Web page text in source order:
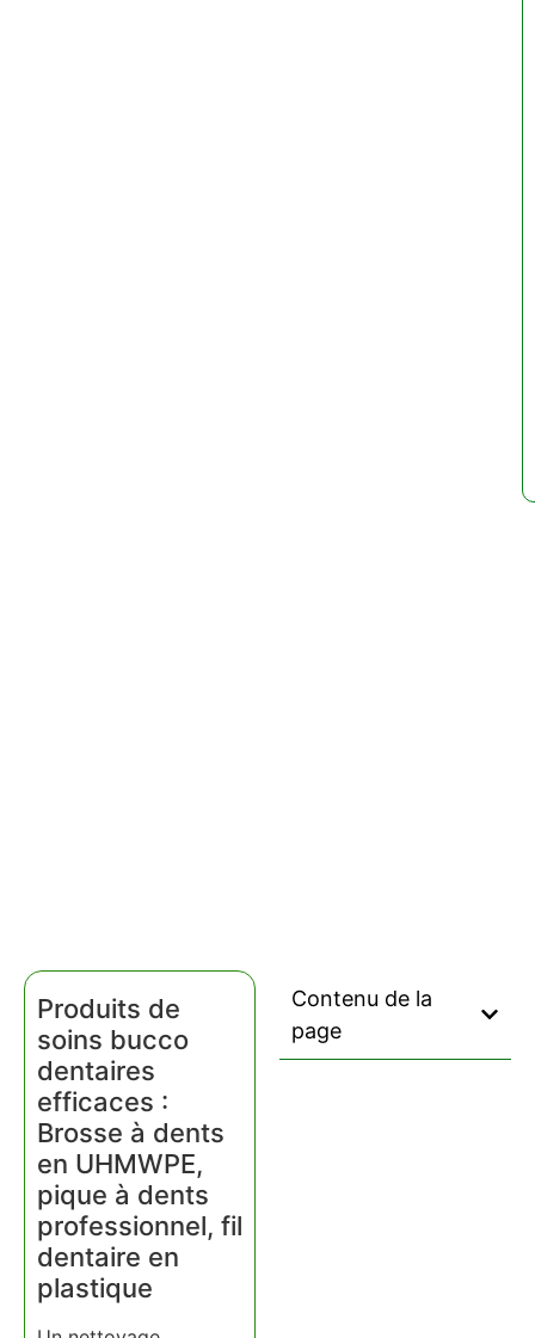
Produits de
soins bucco
dentaires
efficaces :
Brosse à dents
en UHMWPE,
pique à dents
professionnel, fil
dentaire en
plastique
Contenu de la
page